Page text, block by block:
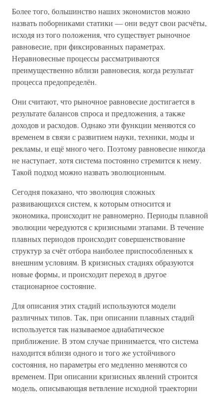
Более того, большинство наших экономистов можно
назвать поборниками статики — они ведут свои расчёты,
исходя из того положения, что существует рыночное
равновесие, при фиксированных параметрах.
Неравновесные процессы рассматриваются
преимущественно вблизи равновесия, когда результат
процесса предопределён.
Они считают, что рыночное равновесие достигается в
результате балансов спроса и предложения, а также
доходов и расходов. Однако эти функции меняются со
временем в связи с развитием науки, техники, моды и
рекламы, и ещё много чего. Поэтому равновесие никогда
не наступает, хотя система постоянно стремится к нему.
Такой подход можно назвать эволюционным.
Сегодня показано, что эволюция сложных
развивающихся систем, к которым относится и
экономика, происходит не равномерно. Периоды плавной
эволюции чередуются с кризисными этапами. В течение
плавных периодов происходит совершенствование
структур за счёт отбора наиболее приспособленных к
внешним условиям. В кризисных стадиях образуются
новые формы, и происходит переход в другое
стационарное состояние.
Для описания этих стадий используются модели
различных типов. Так, при описании плавных стадий
используется так называемое адиабатическое
приближение. В этом случае принимается, что система
находится вблизи одного и того же устойчивого
состояния, но параметры его медленно меняются со
временем. При описании кризисных явлений строится
модель, описывающая ветвление исходной траектории